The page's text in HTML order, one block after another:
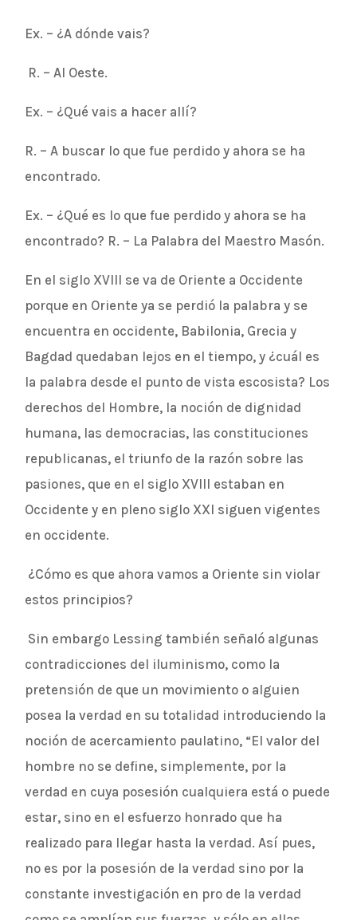
Ex. – ¿A dónde vais?
R. – Al Oeste.
Ex. – ¿Qué vais a hacer allí?
R. – A buscar lo que fue perdido y ahora se ha
encontrado.
Ex. – ¿Qué es lo que fue perdido y ahora se ha
encontrado? R. – La Palabra del Maestro Masón.
En el siglo XVIII se va de Oriente a Occidente
porque en Oriente ya se perdió la palabra y se
encuentra en occidente, Babilonia, Grecia y
Bagdad quedaban lejos en el tiempo, y ¿cuál es
la palabra desde el punto de vista escosista? Los
derechos del Hombre, la noción de dignidad
humana, las democracias, las constituciones
republicanas, el triunfo de la razón sobre las
pasiones, que en el siglo XVIII estaban en
Occidente y en pleno siglo XXI siguen vigentes
en occidente.
¿Cómo es que ahora vamos a Oriente sin violar
estos principios?
Sin embargo Lessing también señaló algunas
contradicciones del iluminismo, como la
pretensión de que un movimiento o alguien
posea la verdad en su totalidad introduciendo la
noción de acercamiento paulatino, “El valor del
hombre no se define, simplemente, por la
verdad en cuya posesión cualquiera está o puede
estar, sino en el esfuerzo honrado que ha
realizado para llegar hasta la verdad. Así pues,
no es por la posesión de la verdad sino por la
constante investigación en pro de la verdad